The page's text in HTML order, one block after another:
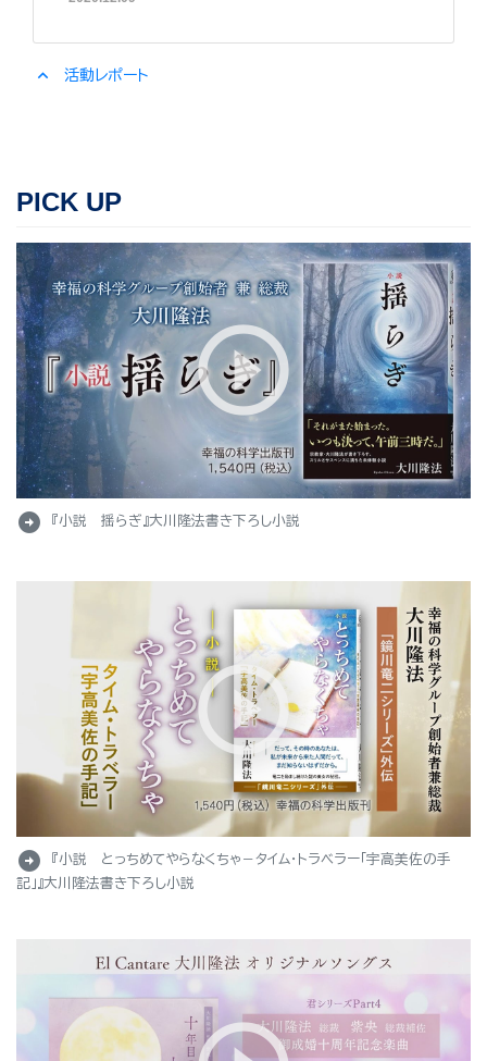
expand_less 活動レポート
PICK UP
arrow_circle_right 『小説 揺らぎ』大川隆法書き下ろし小説
arrow_circle_right
『小説 とっちめてやらなくちゃ－タイム・トラベラー「宇高美佐の手
記」』大川隆法書き下ろし小説